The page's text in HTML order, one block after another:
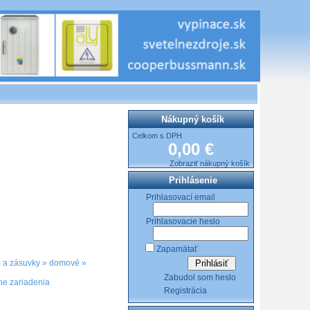
a zásuvky » domové »
zariadenia
Nákupný košík
Celkom s DPH
0,00 €
Zobraziť nákupný košík
Prihlásenie
Prihlasovací email
Prihlasovacie heslo
Zapamätať
Zabudol som heslo
Registrácia